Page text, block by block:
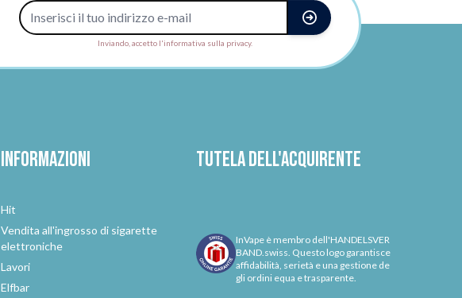
Indirizzo e-mail
Inviando, accetto l'informativa sulla privacy.
Informazioni
Hit
Vendita all'ingrosso di sigarette
elettroniche
Lavori
Elfbar
Tutela dell'acquirente
InVape è membro dell'HANDELSVER
BAND.swiss. Questo logo garantisce
affidabilità, serietà e una gestione de
gli ordini equa e trasparente.